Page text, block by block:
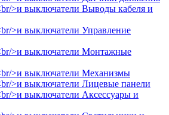
Выводы кабеля и
Управление
Монтажные
Механизмы
Лицевые панели
Аксессуары и